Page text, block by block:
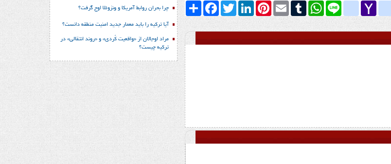
اشتراکFacebook TwitterLinkedInPinterest Email TumblrWhatsApp Line
google_bookmarks
Yahoo
yahoo_messenger
چرا بحران روابط آمریکا و ونزوئلا اوج گرفت؟
آیا ترکیه را باید معمار جدید امنیت منطقه دانست؟
مراد اوجالان از «واقعیت کُردی» و «روند انتقالی» در
ترکیه چیست؟